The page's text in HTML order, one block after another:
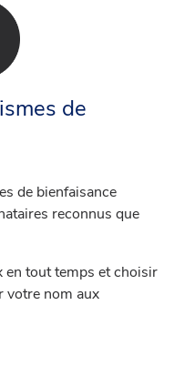
de
de bienfaisance
reconnus que
tout temps et choisir
votre nom aux